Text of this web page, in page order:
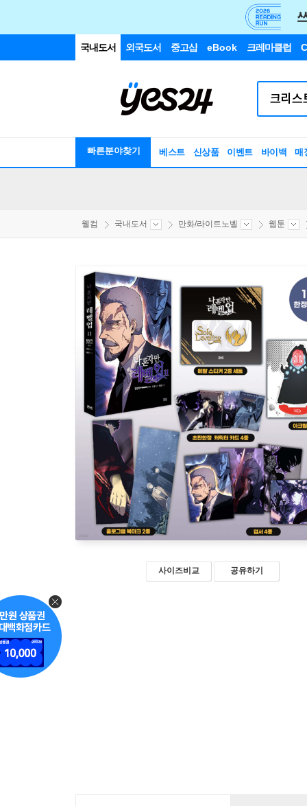
국내도서 외국도서 중고샵 eBook 크레마클럽
빠른분야찾기 베스트 신상품 이벤트 바이백 매
웰컴 국내도서 만화/라이트노벨 웹툰
사이즈비교 공유하기